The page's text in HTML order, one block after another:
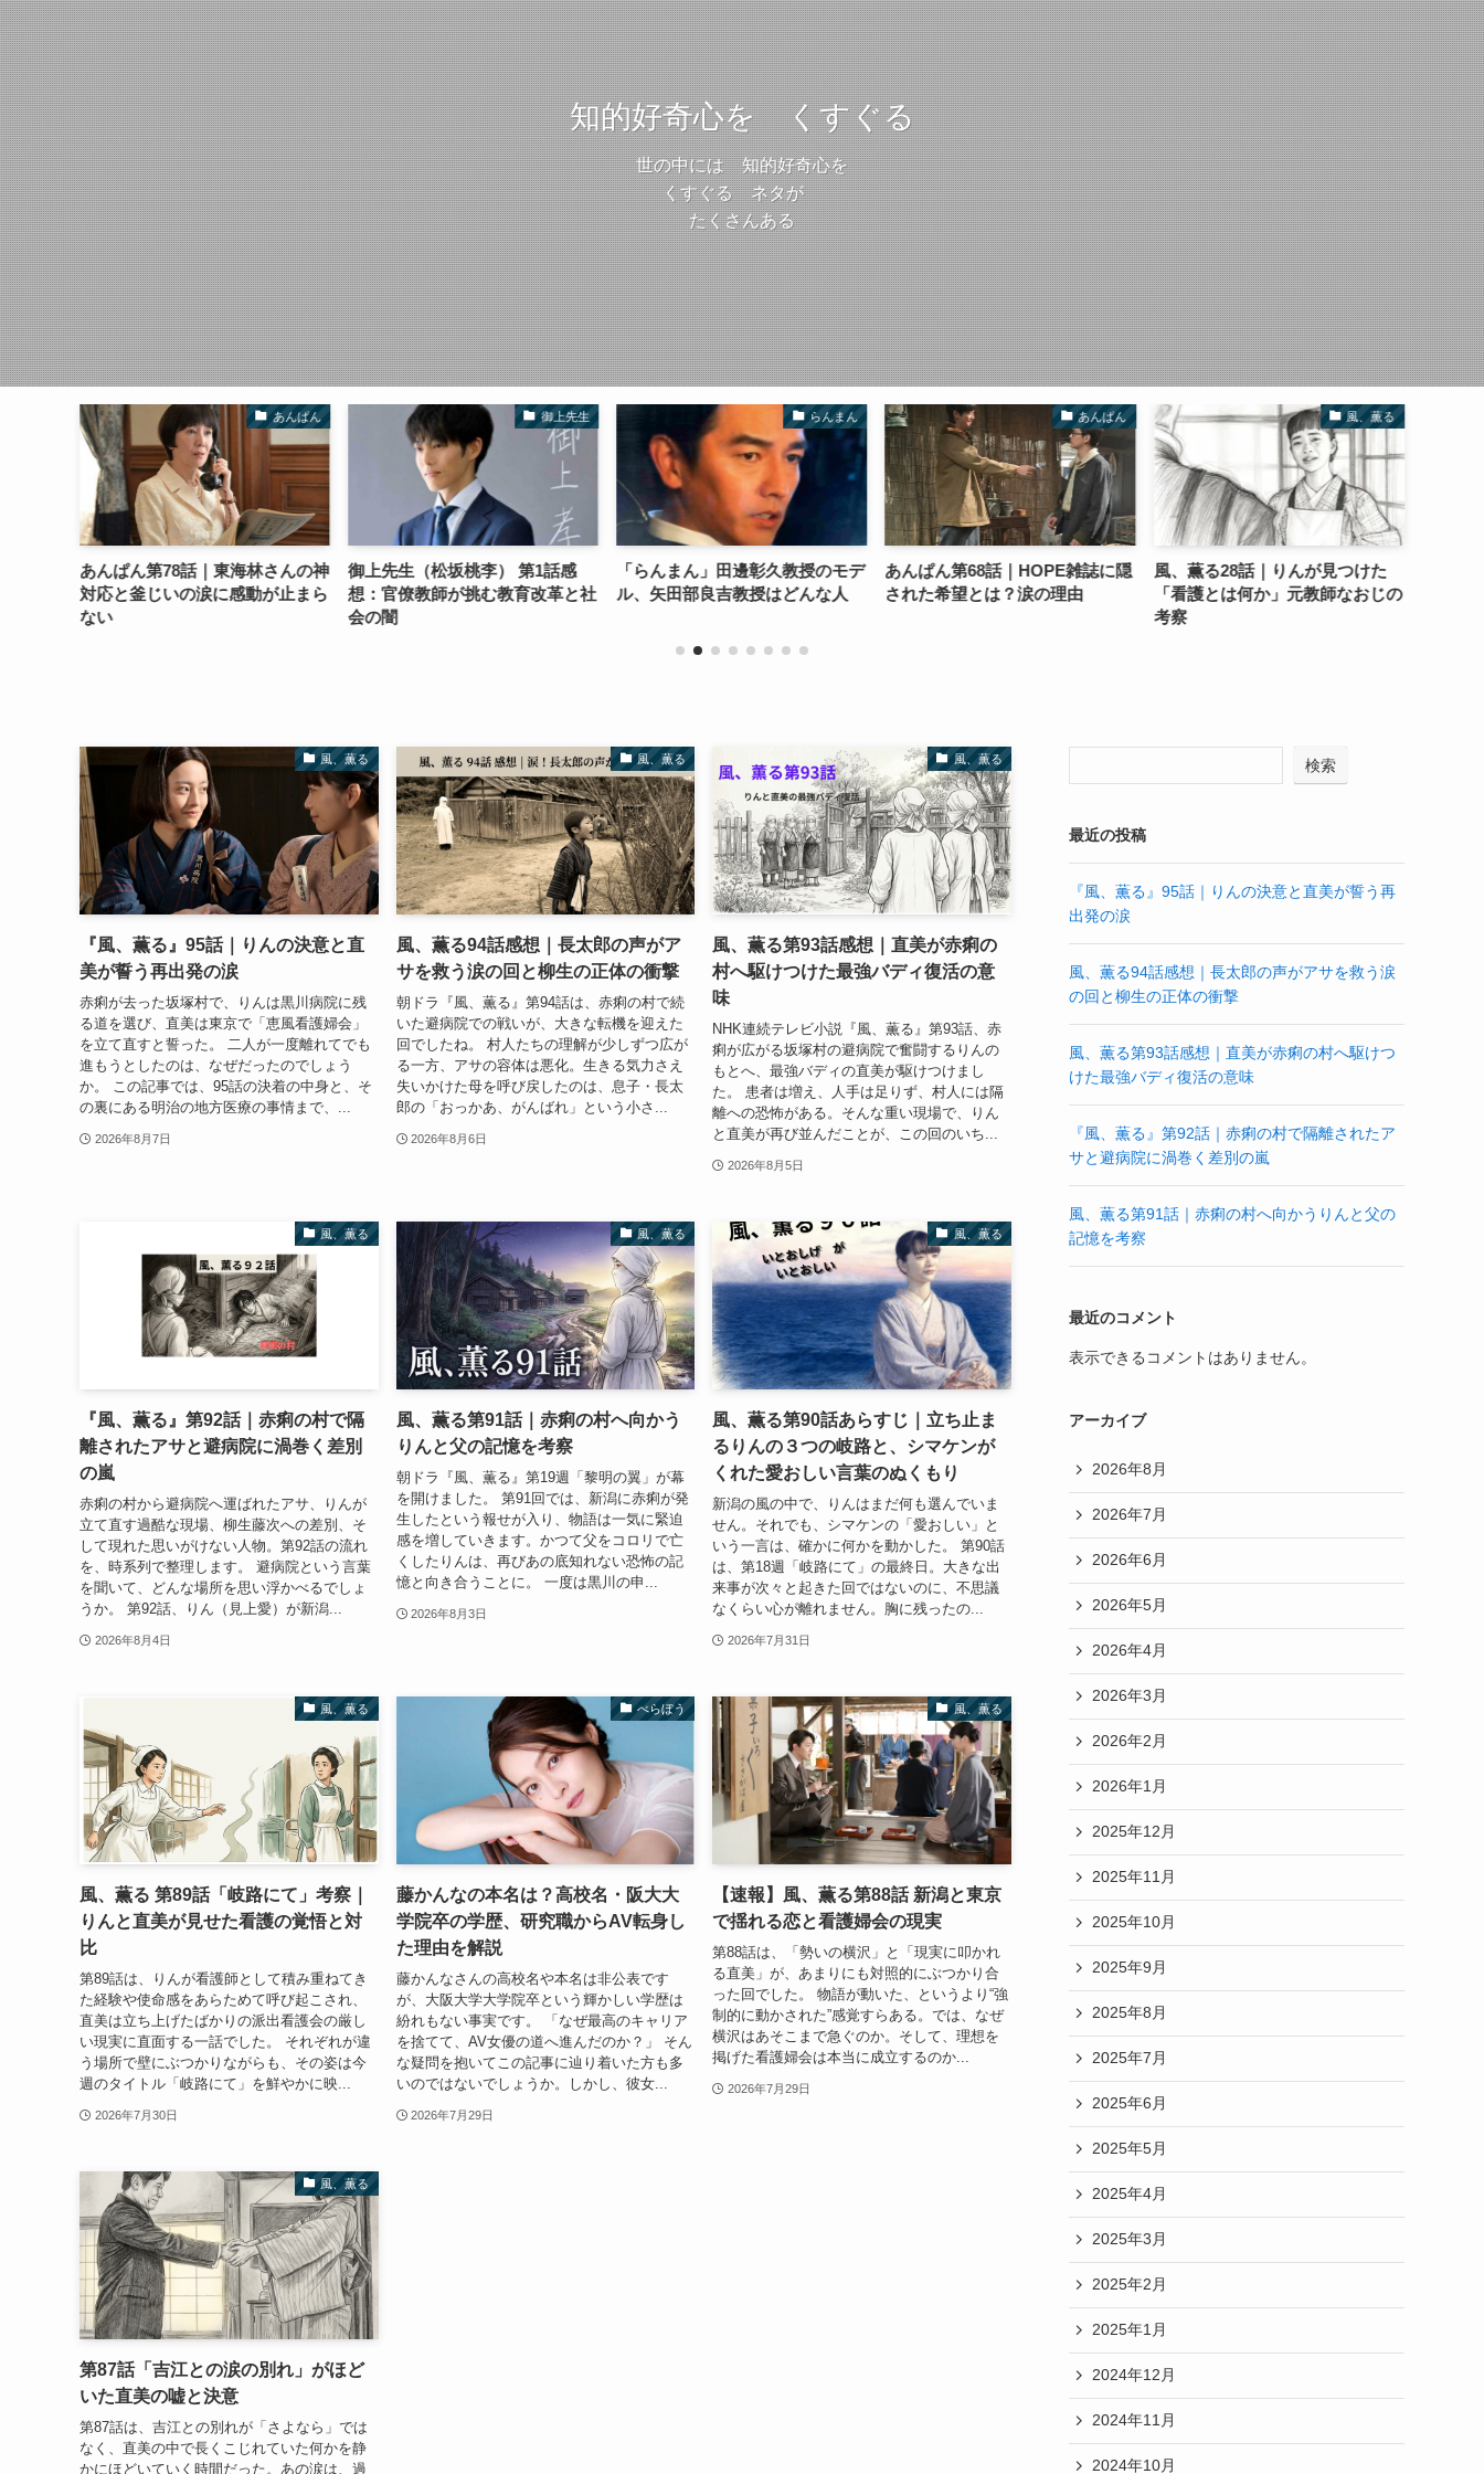
知的好奇心を くすぐる
世の中には 知的好奇心を
くすぐる ネタが
たくさんある
あんぱん
あんぱん第78話｜東海林さんの神
対応と釜じいの涙に感動が止まら
ない
御上先生
御上先生（松坂桃李） 第1話感
想：官僚教師が挑む教育改革と社
会の闇
らんまん
「らんまん」田邊彰久教授のモデ
ル、矢田部良吉教授はどんな人
あんぱん
あんぱん第68話｜HOPE雑誌に隠
された希望とは？涙の理由
風、薫る
風、薫る28話｜りんが見つけた
「看護とは何か」元教師なおじの
考察
風、薫る
『風、薫る』95話｜りんの決意と直
美が誓う再出発の涙
赤痢が去った坂塚村で、りんは黒川病院に残
る道を選び、直美は東京で「恵風看護婦会」
を立て直すと誓った。 二人が一度離れてでも
進もうとしたのは、なぜだったのでしょう
か。 この記事では、95話の決着の中身と、そ
の裏にある明治の地方医療の事情まで、...
2026年8月7日
風、薫る
風、薫る94話感想｜長太郎の声がア
サを救う涙の回と柳生の正体の衝撃
朝ドラ『風、薫る』第94話は、赤痢の村で続
いた避病院での戦いが、大きな転機を迎えた
回でしたね。 村人たちの理解が少しずつ広が
る一方、アサの容体は悪化。生きる気力さえ
失いかけた母を呼び戻したのは、息子・長太
郎の「おっかあ、がんばれ」という小さ...
2026年8月6日
風、薫る
風、薫る第93話感想｜直美が赤痢の
村へ駆けつけた最強バディ復活の意
味
NHK連続テレビ小説『風、薫る』第93話、赤
痢が広がる坂塚村の避病院で奮闘するりんの
もとへ、最強バディの直美が駆けつけまし
た。 患者は増え、人手は足りず、村人には隔
離への恐怖がある。そんな重い現場で、りん
と直美が再び並んだことが、この回のいち...
2026年8月5日
風、薫る
『風、薫る』第92話｜赤痢の村で隔
離されたアサと避病院に渦巻く差別
の嵐
赤痢の村から避病院へ運ばれたアサ、りんが
立て直す過酷な現場、柳生藤次への差別、そ
して現れた思いがけない人物。第92話の流れ
を、時系列で整理します。 避病院という言葉
を聞いて、どんな場所を思い浮かべるでしょ
うか。 第92話、りん（見上愛）が新潟...
2026年8月4日
風、薫る
風、薫る第91話｜赤痢の村へ向かう
りんと父の記憶を考察
朝ドラ『風、薫る』第19週「黎明の翼」が幕
を開けました。 第91回では、新潟に赤痢が発
生したという報せが入り、物語は一気に緊迫
感を増していきます。かつて父をコロリで亡
くしたりんは、再びあの底知れない恐怖の記
憶と向き合うことに。 一度は黒川の申...
2026年8月3日
風、薫る
風、薫る第90話あらすじ｜立ち止ま
るりんの３つの岐路と、シマケンが
くれた愛おしい言葉のぬくもり
新潟の風の中で、りんはまだ何も選んでいま
せん。それでも、シマケンの「愛おしい」と
いう一言は、確かに何かを動かした。 第90話
は、第18週「岐路にて」の最終日。大きな出
来事が次々と起きた回ではないのに、不思議
なくらい心が離れません。胸に残ったの...
2026年7月31日
風、薫る
風、薫る 第89話「岐路にて」考察｜
りんと直美が見せた看護の覚悟と対
比
第89話は、りんが看護師として積み重ねてき
た経験や使命感をあらためて呼び起こされ、
直美は立ち上げたばかりの派出看護会の厳し
い現実に直面する一話でした。 それぞれが違
う場所で壁にぶつかりながらも、その姿は今
週のタイトル「岐路にて」を鮮やかに映...
2026年7月30日
べらぼう
藤かんなの本名は？高校名・阪大大
学院卒の学歴、研究職からAV転身し
た理由を解説
藤かんなさんの高校名や本名は非公表です
が、大阪大学大学院卒という輝かしい学歴は
紛れもない事実です。 「なぜ最高のキャリア
を捨てて、AV女優の道へ進んだのか？」 そん
な疑問を抱いてこの記事に辿り着いた方も多
いのではないでしょうか。しかし、彼女...
2026年7月29日
風、薫る
【速報】風、薫る第88話 新潟と東京
で揺れる恋と看護婦会の現実
第88話は、「勢いの横沢」と「現実に叩かれ
る直美」が、あまりにも対照的にぶつかり合
った回でした。 物語が動いた、というより“強
制的に動かされた”感覚すらある。では、なぜ
横沢はあそこまで急ぐのか。そして、理想を
掲げた看護婦会は本当に成立するのか...
2026年7月29日
風、薫る
第87話「吉江との涙の別れ」がほど
いた直美の嘘と決意
第87話は、吉江との別れが「さよなら」では
なく、直美の中で長くこじれていた何かを静
かにほどいていく時間だった。あの涙は、過
検索
最近の投稿
『風、薫る』95話｜りんの決意と直美が誓う再
出発の涙
風、薫る94話感想｜長太郎の声がアサを救う涙
の回と柳生の正体の衝撃
風、薫る第93話感想｜直美が赤痢の村へ駆けつ
けた最強バディ復活の意味
『風、薫る』第92話｜赤痢の村で隔離されたア
サと避病院に渦巻く差別の嵐
風、薫る第91話｜赤痢の村へ向かうりんと父の
記憶を考察
最近のコメント
表示できるコメントはありません。
アーカイブ
2026年8月
2026年7月
2026年6月
2026年5月
2026年4月
2026年3月
2026年2月
2026年1月
2025年12月
2025年11月
2025年10月
2025年9月
2025年8月
2025年7月
2025年6月
2025年5月
2025年4月
2025年3月
2025年2月
2025年1月
2024年12月
2024年11月
2024年10月